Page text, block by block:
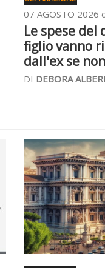
07 AGOSTO 2026
Le spese
figlio vanno
dall'ex se
DI DEBORA